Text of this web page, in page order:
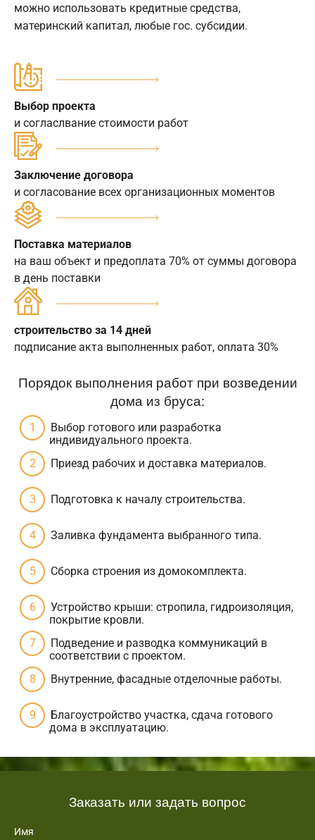
можно использовать кредитные средства,
материнский капитал, любые гос. субсидии.
Выбор проекта
и согласлвание стоимости работ
Заключение договора
и согласование всех организационных моментов
Поставка материалов
на ваш объект и предоплата 70% от суммы договора
в день поставки
строительство за 14 дней
подписание акта выполненных работ, оплата 30%
Порядок выполнения работ при возведении
дома из бруса:
Выбор готового или разработка
индивидуального проекта.
Приезд рабочих и доставка материалов.
Подготовка к началу строительства.
Заливка фундамента выбранного типа.
Сборка строения из домокомплекта.
Устройство крыши: стропила, гидроизоляция,
покрытие кровли.
Подведение и разводка коммуникаций в
соответствии с проектом.
Внутренние, фасадные отделочные работы.
Благоустройство участка, сдача готового
дома в эксплуатацию.
Заказать или задать вопрос
Имя